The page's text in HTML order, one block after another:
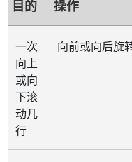
目的 操作
一次
向上
或向
下滚
动几
行
向前或向后旋